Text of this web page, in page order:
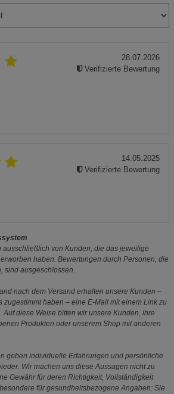
28.07.2026
Verifizierte Bewertung
14.05.2025
Verifizierte Bewertung
ausschließlich von Kunden, die das jeweilige
haben. Bewertungen durch Personen, die
sind ausgeschlossen.
nach dem Versand erhalten unsere Kunden –
zugestimmt haben – eine E-Mail mit einem Link zu
diese Weise bitten wir unsere Kunden, ihre
Produkten oder unserem Shop mit anderen
geben individuelle Erfahrungen und persönliche
Wir machen uns diese Aussagen nicht zu
Gewähr für deren Richtigkeit, Vollständigkeit
für gesundheitsbezogene Angaben: Sie